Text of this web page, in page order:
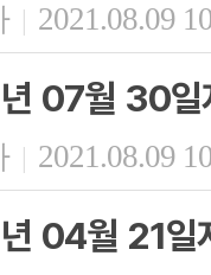
| 2021.08.09
07월 30일
| 2021.08.09
04월 21일